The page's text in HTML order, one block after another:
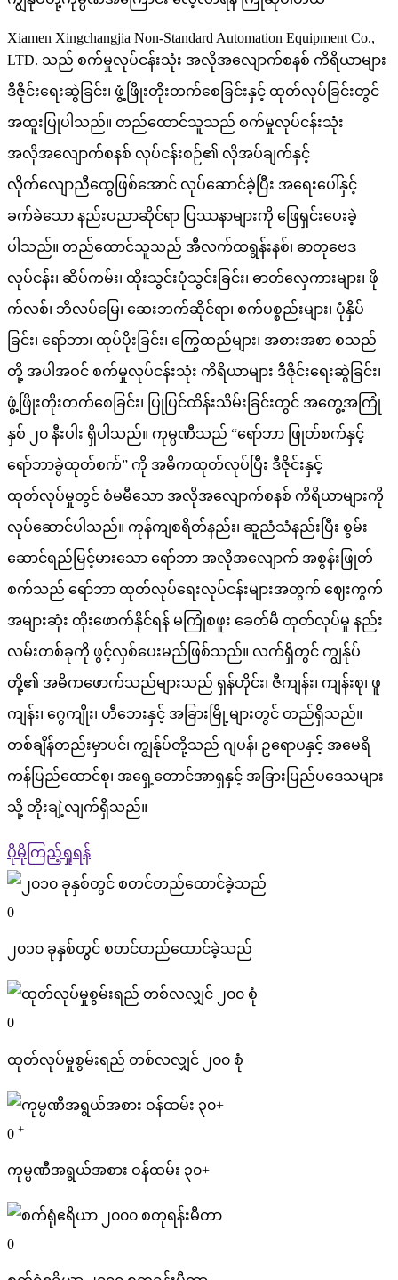
Xiamen Xingchangjia Non-Standard Automation Equipment Co.,
LTD. သည် စက်မှုလုပ်ငန်းသုံး အလိုအလျောက်စနစ် ကိရိယာများ
ဒီဇိုင်းရေးဆွဲခြင်း၊ ဖွံ့ဖြိုးတိုးတက်စေခြင်းနှင့် ထုတ်လုပ်ခြင်းတွင်
အထူးပြုပါသည်။ တည်ထောင်သူသည် စက်မှုလုပ်ငန်းသုံး
အလိုအလျောက်စနစ် လုပ်ငန်းစဉ်၏ လိုအပ်ချက်နှင့်
လိုက်လျောညီထွေဖြစ်အောင် လုပ်ဆောင်ခဲ့ပြီး အရေးပေါ်နှင့်
ခက်ခဲသော နည်းပညာဆိုင်ရာ ပြဿနာများကို ဖြေရှင်းပေးခဲ့
ပါသည်။ တည်ထောင်သူသည် အီလက်ထရွန်းနစ်၊ ဓာတုဗေဒ
လုပ်ငန်း၊ ဆိပ်ကမ်း၊ ထိုးသွင်းပုံသွင်းခြင်း၊ ဓာတ်လှေကားများ၊ ဖို
က်လစ်၊ ဘိလပ်မြေ၊ ဆေးဘက်ဆိုင်ရာ၊ စက်ပစ္စည်းများ၊ ပုံနှိပ်
ခြင်း၊ ရော်ဘာ၊ ထုပ်ပိုးခြင်း၊ ကြွေထည်များ၊ အစားအစာ စသည်
တို့ အပါအဝင် စက်မှုလုပ်ငန်းသုံး ကိရိယာများ ဒီဇိုင်းရေးဆွဲခြင်း၊
ဖွံ့ဖြိုးတိုးတက်စေခြင်း၊ ပြုပြင်ထိန်းသိမ်းခြင်းတွင် အတွေ့အကြုံ
နှစ် ၂၀ နီးပါး ရှိပါသည်။ ကုမ္ပဏီသည် “ရော်ဘာ ဖြုတ်စက်နှင့်
ရော်ဘာခွဲထုတ်စက်” ကို အဓိကထုတ်လုပ်ပြီး ဒီဇိုင်းနှင့်
ထုတ်လုပ်မှုတွင် စံမမီသော အလိုအလျောက်စနစ် ကိရိယာများကို
လုပ်ဆောင်ပါသည်။ ကုန်ကျစရိတ်နည်း၊ ဆူညံသံနည်းပြီး စွမ်း
ဆောင်ရည်မြင့်မားသော ရော်ဘာ အလိုအလျောက် အစွန်းဖြုတ်
စက်သည် ရော်ဘာ ထုတ်လုပ်ရေးလုပ်ငန်းများအတွက် ဈေးကွက်
အများဆုံး ထိုးဖောက်နိုင်ရန် မကြုံစဖူး ခေတ်မီ ထုတ်လုပ်မှု နည်း
လမ်းတစ်ခုကို ဖွင့်လှစ်ပေးမည်ဖြစ်သည်။ လက်ရှိတွင် ကျွန်ုပ်
တို့၏ အဓိကဖောက်သည်များသည် ရှန်ဟိုင်း၊ ဇီကျန်း၊ ကျန်းစု၊ ဖူ
ကျန်း၊ ဂွေကျိုး၊ ဟီဘေးနှင့် အခြားမြို့များတွင် တည်ရှိသည်။
တစ်ချိန်တည်းမှာပင်၊ ကျွန်ုပ်တို့သည် ဂျပန်၊ ဥရောပနှင့် အမေရိ
ကန်ပြည်ထောင်စု၊ အရှေ့တောင်အာရှနှင့် အခြားပြည်ပဒေသများ
သို့ တိုးချဲ့လျက်ရှိသည်။
ပိုမိုကြည့်ရှုရန်
0
၂၀၁၀ ခုနှစ်တွင် စတင်တည်ထောင်ခဲ့သည်
0
ထုတ်လုပ်မှုစွမ်းရည် တစ်လလျှင် ၂၀၀ စုံ
0 +
ကုမ္ပဏီအရွယ်အစား ဝန်ထမ်း ၃၀+
0